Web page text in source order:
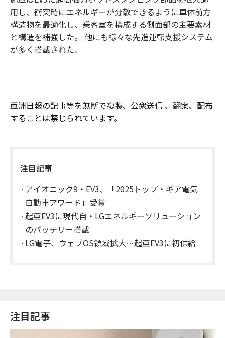
用し、衝突時にエネルギーが分散できるように車体前方
構造物を最適化し、乗客室を構成する側面部の主要素材
と構造を補強した。 他にも様々な先進運転支援システム
が多く搭載された。
亜洲日報の記事等を無断で複製、公衆送信 、翻案、配布
することは禁じられています。
注目記事
アイオニック9・EV3、「2025トップ・ギア電気
自動車アワード」受賞
起亜EV3に現代自・LGエネルギーソリューション
のバッテリー搭載
LG電子、ウェブOS領域拡大…起亜EV3に初供給
注目記事